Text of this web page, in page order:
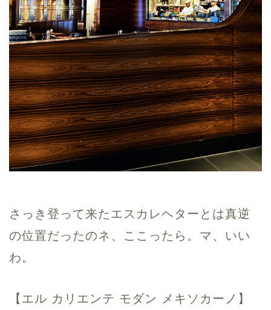
さっき登って来たエスカレヘターとは真逆
の位置だったのネ、ここったら。マ、いい
わ。
【エル カリエンテ モダン メキソカーノ】